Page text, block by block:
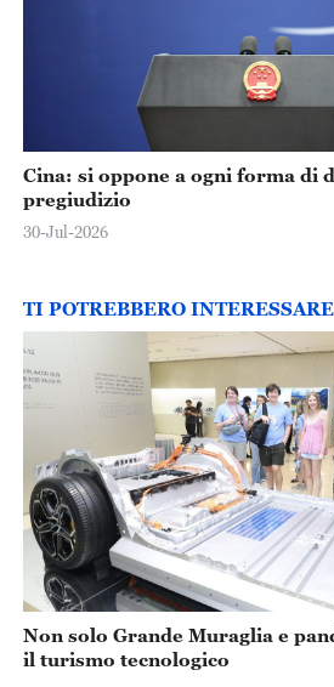
Cina: si oppone a ogni forma di
pregiudizio
30-Jul-2026
TI POTREBBERO INTERESSARE
Non solo Grande Muraglia e
il turismo tecnologico